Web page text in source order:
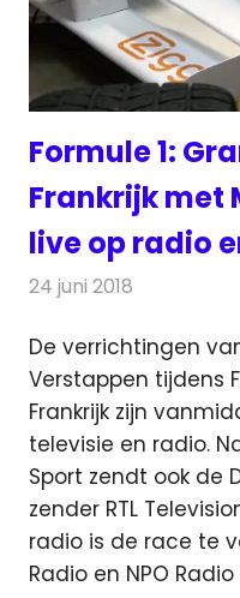
Formule 1:
Frankrijk met
live op radio
24 juni 2018
De verrichtingen
Verstappen tijdens
Frankrijk zijn
televisie en radio.
Sport zendt ook de
zender RTL
radio is de race te
Radio en NPO Radio